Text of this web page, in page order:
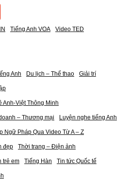
Tiếng Anh VOA Video TED
Anh Du lịch – Thể thao Giải trí
Anh-Việt Thông Minh
– Thương mại Luyện nghe tiếng Anh
Ngữ Pháp Qua Video Từ A – Z
đẹp Thời trang – Điện ảnh
trẻ em Tiếng Hàn Tin tức Quốc tế